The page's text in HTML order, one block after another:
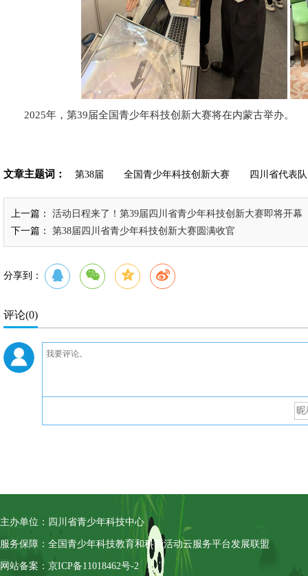
2025年，第39届全国青少年科技创新大赛将在内蒙古举办。
文章主题词： 第38届 全国青少年科技创新大赛 四川省代表队
上一篇：
活动日程来了！第39届四川省青少年科技创新大赛即将开幕
下一篇：
第38届四川省青少年科技创新大赛圆满收官
分享到：
评论(0)
主办单位：四川省青少年科技中心
服务保障：全国青少年科技教育和科普活动云服务平台发展联盟
网站备案：京ICP备11018462号-2